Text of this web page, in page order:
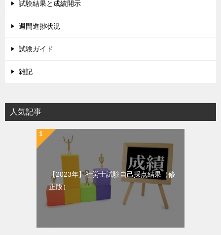
試験結果と成績開示
週間進捗状況
試験ガイド
雑記
人気記事
【2023年】社労士試験自己採点結果（修
正版）